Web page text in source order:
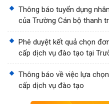
Thông báo tuyển dụng
của Trường Cán bộ thanh
Phê duyệt kết quả chọn
cấp dịch vụ đào tạo tại
Thông báo về việc lựa
cấp dịch vụ đào tạo